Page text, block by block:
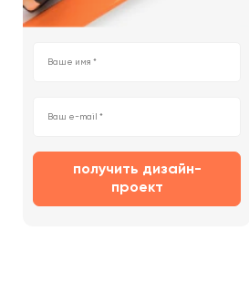
получить дизайн-
проект